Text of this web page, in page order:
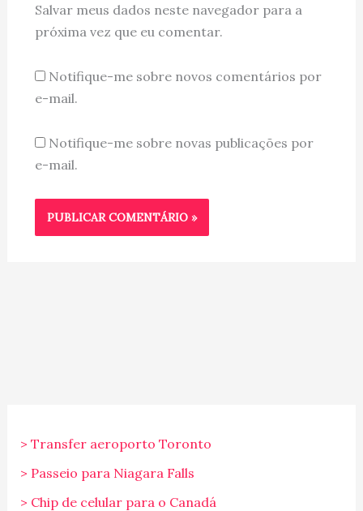
Salvar meus dados neste navegador para a
próxima vez que eu comentar.
Notifique-me sobre novos comentários por
e-mail.
Notifique-me sobre novas publicações por
e-mail.
> Transfer aeroporto Toronto
> Passeio para Niagara Falls
> Chip de celular para o Canadá